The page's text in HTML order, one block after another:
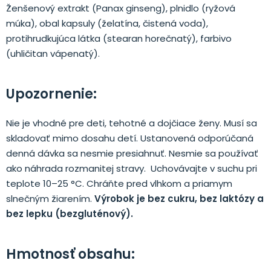
Ženšenový extrakt (Panax ginseng), plnidlo (ryžová
múka), obal kapsuly (želatína, čistená voda),
protihrudkujúca látka (stearan horečnatý), farbivo
(uhličitan vápenatý).
Upozornenie:
Nie je vhodné pre deti, tehotné a dojčiace ženy. Musí sa
skladovať mimo dosahu detí. Ustanovená odporúčaná
denná dávka sa nesmie presiahnuť. Nesmie sa používať
ako náhrada rozmanitej stravy. Uchovávajte v suchu pri
teplote 10–25 °C. Chráňte pred vlhkom a priamym
slnečným žiarením. Výrobok je bez cukru, bez laktózy a
bez lepku (bezgluténový).
Hmotnosť obsahu: